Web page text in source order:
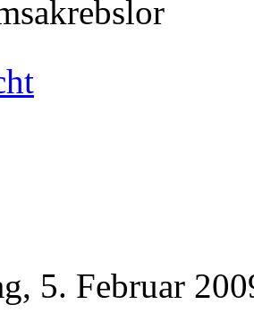
5. Februar